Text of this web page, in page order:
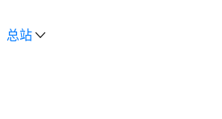
总站